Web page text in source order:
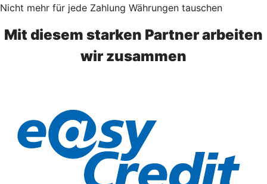
Nicht mehr für jede Zahlung Währungen tauschen
Mit diesem starken Partner arbeiten
wir zusammen